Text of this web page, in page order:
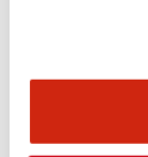
型錄和宣傳手冊